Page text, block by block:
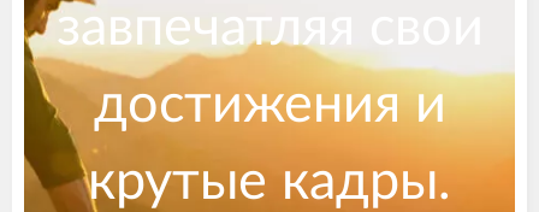
завпечатляя свои
достижения и
крутые кадры.